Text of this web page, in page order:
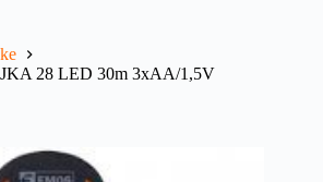
28 LED 30m 3xAA/1,5V